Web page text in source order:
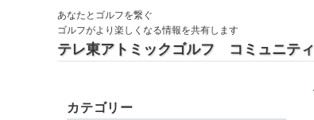
あなたとゴルフを繋ぐ
ゴルフがより楽しくなる情報を共有します
テレ東アトミックゴルフ コミュニティ
カテゴリー